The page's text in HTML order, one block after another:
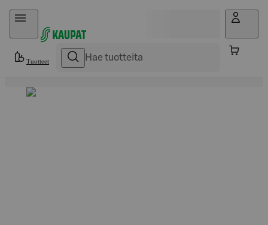
Hyppää sisältöön
Tuotteet